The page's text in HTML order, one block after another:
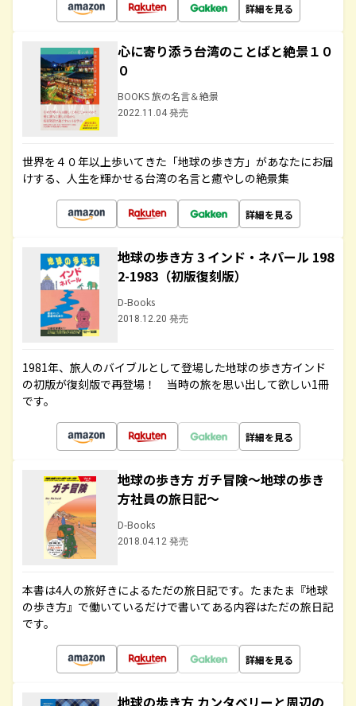
詳細を見る
心に寄り添う台湾のことばと絶景１０
０
BOOKS 旅の名言＆絶景
2022.11.04 発売
世界を４０年以上歩いてきた「地球の歩き方」があなたにお届
けする、人生を輝かせる台湾の名言と癒やしの絶景集
詳細を見る
地球の歩き方 3 インド・ネパール 198
2-1983（初版復刻版）
D-Books
2018.12.20 発売
1981年、旅人のバイブルとして登場した地球の歩き方インド
の初版が復刻版で再登場！ 当時の旅を思い出して欲しい1冊
です。
詳細を見る
地球の歩き方 ガチ冒険～地球の歩き
方社員の旅日記～
D-Books
2018.04.12 発売
本書は4人の旅好きによるただの旅日記です。たまたま『地球
の歩き方』で働いているだけで書いてある内容はただの旅日記
です。
詳細を見る
地球の歩き方 カンタベリーと周辺の